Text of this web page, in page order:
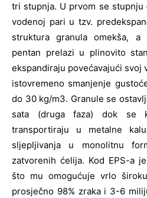
tri stupnja. U prvom se
vodenoj pari u tzv.
struktura granula omekša, a
pentan prelazi u plinovito
ekspandiraju povećavajući svoj
istovremeno smanjenje
do 30 kg/m3. Granule se
sata (druga faza) dok se
transportiraju u metalne
sljepljivanja u monolitnu
zatvorenih ćelija. Kod EPS-a
što mu omogućuje vrlo
prosječno 98% zraka i 3-6